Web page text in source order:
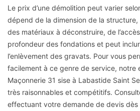
Le prix d’une démolition peut varier
dépend de la dimension de la structure,
des matériaux à déconstruire, de
profondeur des fondations et peut
l’enlèvement des gravats. Pour vous
facilement à ce genre de service, notre
Maçonnerie 31 sise à Labastide Saint
très raisonnables et compétitifs.
effectuant votre demande de devis dès